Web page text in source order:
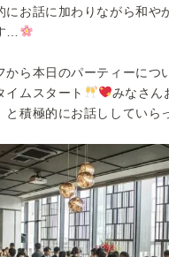
にお話に加わりながら和や
…
から本日のパーティーにつ
イムスタート
みなさん
と積極的にお話ししていら